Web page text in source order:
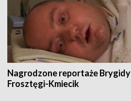
Nagrodzone reportaże Brygidy
Frosztęgi-Kmiecik